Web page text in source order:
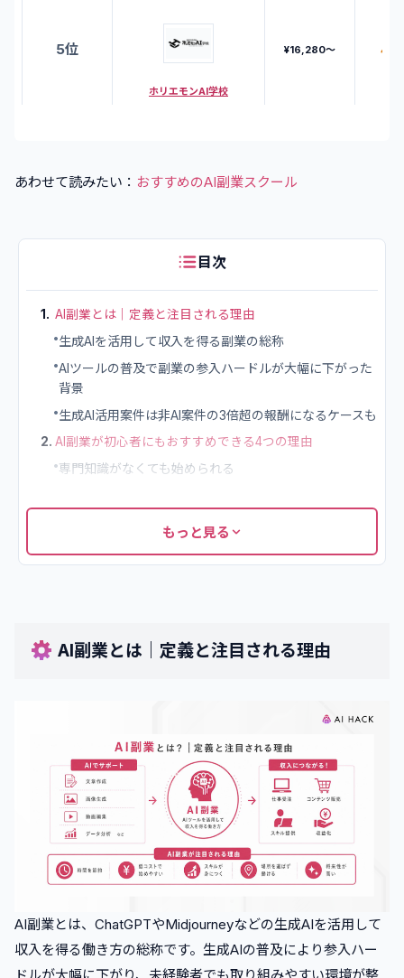
5位
ホリエモンAI学校
¥16,280〜
あわせて読みたい： おすすめのAI副業スクール
目次
1 . AI副業とは｜定義と注目される理由
•生成AIを活用して収入を得る副業の総称
•AIツールの普及で副業の参入ハードルが大幅に下がった
背景
•生成AI活用案件は非AI案件の3倍超の報酬になるケースも
2. AI副業が初心者にもおすすめできる4つの理由
•専門知識がなくても始められる
場所・時間を選ばずに取り組める
•AI動画編集（5万〜50万円/本）
文字起こし・テープ起こし（90〜260円/分）
• プロンプト作成・販売（5,000〜3万円/個）
資料・スライド作成代行（3万〜10万円/10ページ）
AIプログラミング・アプリ開発（30万〜200万円/件）
Webサイト・LP制作（5万円〜/ページ）
•データ収集・入力・分析（1,000〜1万円/100件）
•電子書籍（eBook）制作・販売
•AI音声・ナレーション制作（1本5,000〜3万円）
もっと見る
AI副業とは｜定義と注目される理由
AI副業とは、ChatGPTやMidjourneyなどの生成AIを活用して
収入を得る働き方の総称です。生成AIの普及により参入ハー